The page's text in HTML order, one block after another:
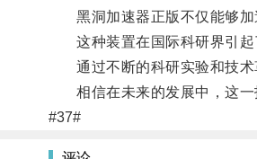
黑洞加速器正版不仅能够加
这种装置在国际科研界引起
通过不断的科研实验和技术
相信在未来的发展中，这一
#37#